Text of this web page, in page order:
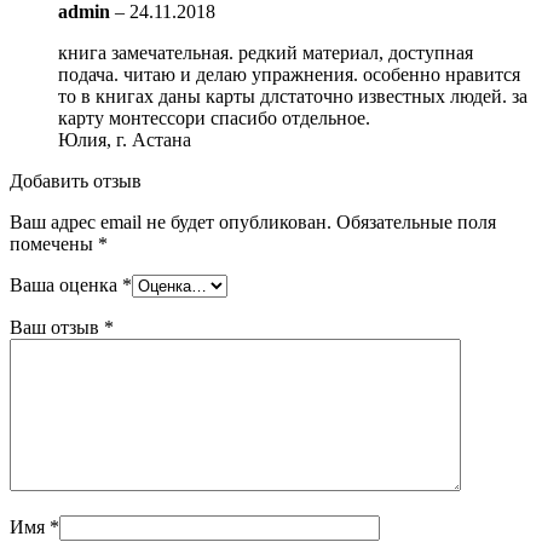
admin – 24.11.2018
книга замечательная. редкий материал, доступная
подача. читаю и делаю упражнения. особенно нравится
то в книгах даны карты длстаточно известных людей. за
карту монтессори спасибо отдельное.
Юлия, г. Астана
Добавить отзыв
Ваш адрес email не будет опубликован. Обязательные поля
помечены *
Ваша оценка *
Ваш отзыв *
Имя *